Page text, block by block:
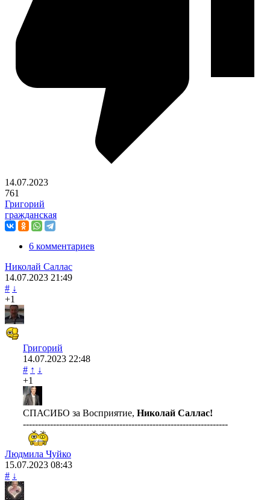
14.07.2023
761
Григорий
гражданская
6 комментариев
Николай Саллас
14.07.2023 21:49
# ↓
+1
Григорий
14.07.2023 22:48
# ↑ ↓
+1
СПАСИБО за Восприятие, Николай Саллас!
--------------------------------------------------------------------
Людмила Чуйко
15.07.2023 08:43
# ↓